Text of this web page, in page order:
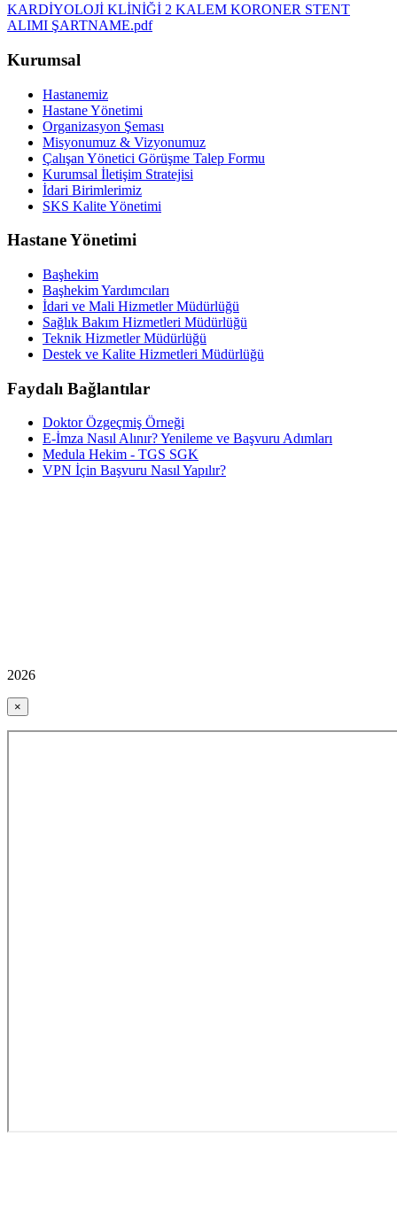
KARDİYOLOJİ KLİNİĞİ 2 KALEM KORONER STENT
ALIMI ŞARTNAME.pdf
Kurumsal
Hastanemiz
Hastane Yönetimi
Organizasyon Şeması
Misyonumuz & Vizyonumuz
Çalışan Yönetici Görüşme Talep Formu
Kurumsal İletişim Stratejisi
İdari Birimlerimiz
SKS Kalite Yönetimi
Hastane Yönetimi
Başhekim
Başhekim Yardımcıları
İdari ve Mali Hizmetler Müdürlüğü
Sağlık Bakım Hizmetleri Müdürlüğü
Teknik Hizmetler Müdürlüğü
Destek ve Kalite Hizmetleri Müdürlüğü
Faydalı Bağlantılar
Doktor Özgeçmiş Örneği
E-İmza Nasıl Alınır? Yenileme ve Başvuru Adımları
Medula Hekim - TGS SGK
VPN İçin Başvuru Nasıl Yapılır?
2026
×